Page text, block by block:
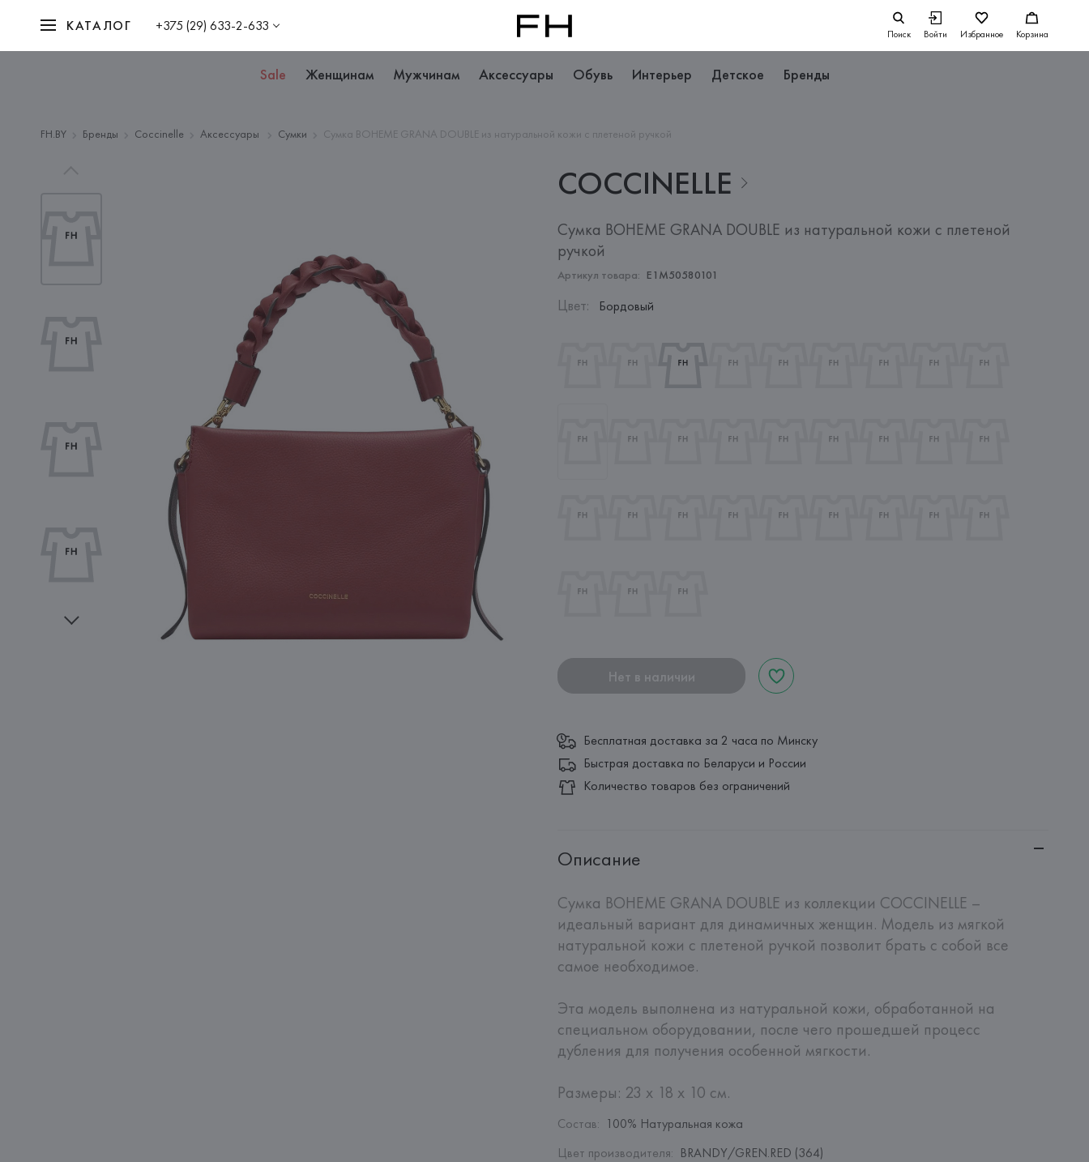
КАТАЛОГ +375 (29) 633-2-633 Поиск Войти Избранное Корзина
Sale Женщинам Мужчинам Аксессуары Обувь Интерьер Детское Бренды
FH.BY Бренды Coccinelle Аксессуары Сумки Сумка BOHEME GRANA DOUBLE из натуральной кожи с плетеной ручкой
COCCINELLE
Сумка BOHEME GRANA DOUBLE из натуральной кожи с плетеной
ручкой
Артикул товара: E1M50580101
Цвет: Бордовый
Нет в наличии
Бесплатная доставка за 2 часа по Минску
Быстрая доставка по Беларуси и России
Количество товаров без ограничений
Описание
Сумка BOHEME GRANA DOUBLE из коллекции COCCINELLE –
идеальный вариант для динамичных женщин. Модель из мягкой
натуральной кожи с плетеной ручкой позволит брать с собой все
самое необходимое.
Эта модель выполнена из натуральной кожи, обработанной на
специальном оборудовании, после чего прошедшей процесс
дубления для получения особенной мягкости.
Размеры: 23 x 18 x 10 см.
Состав: 100% Натуральная кожа
Цвет производителя: BRANDY/GREN.RED (364)